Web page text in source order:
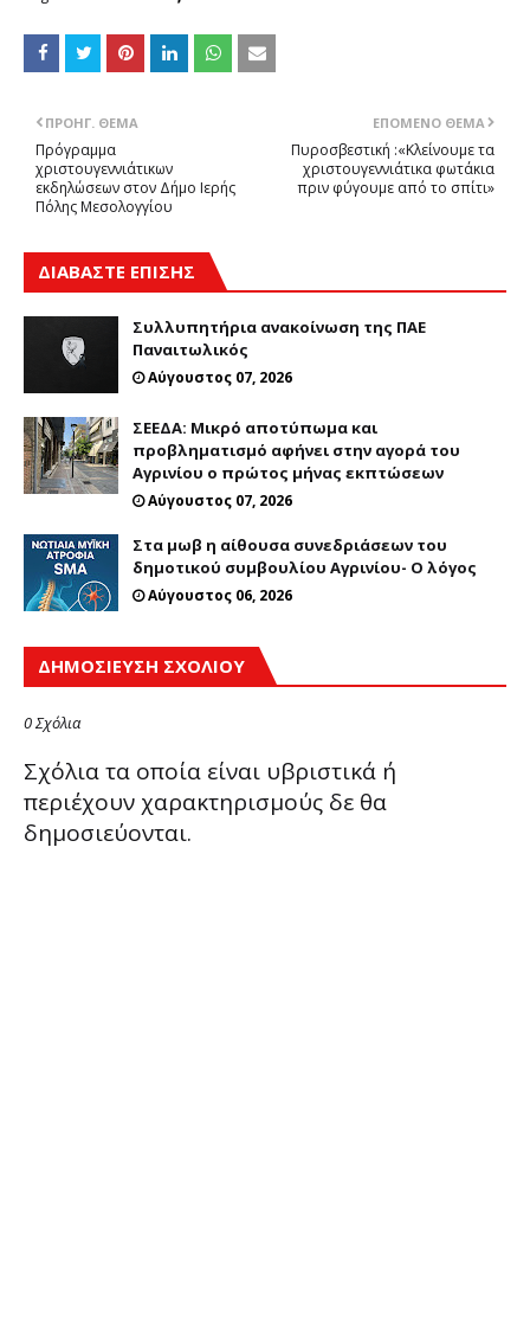
ΕΠΌΜΕΝΟ ΘΈΜΑ
Πυροσβεστική :«Κλείνουμε τα
χριστουγεννιάτικα φωτάκια
πριν φύγουμε από το σπίτι»
ΠΡΟΗΓ. ΘΈΜΑ
Πρόγραμμα
χριστουγεννιάτικων
εκδηλώσεων στον Δήμο Ιερής
Πόλης Μεσολογγίου
ΔΙΑΒΑΣΤΕ ΕΠΙΣΗΣ
Συλλυπητήρια ανακοίνωση της ΠΑΕ
Παναιτωλικός
Αύγουστος 07, 2026
ΣΕΕΔΑ: Μικρό αποτύπωμα και
προβληματισμό αφήνει στην αγορά του
Αγρινίου ο πρώτος μήνας εκπτώσεων
Αύγουστος 07, 2026
Στα μωβ η αίθουσα συνεδριάσεων του
δημοτικού συμβουλίου Αγρινίου- Ο λόγος
Αύγουστος 06, 2026
ΔΗΜΟΣΊΕΥΣΗ ΣΧΟΛΊΟΥ
0 Σχόλια
Σχόλια τα οποία είναι υβριστικά ή
περιέχουν χαρακτηρισμούς δε θα
δημοσιεύονται.